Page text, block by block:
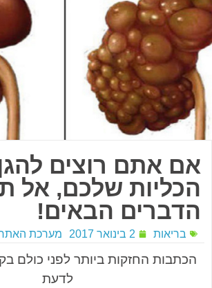
אם אתם רוצים
הכליות שלכם, אל
הדברים הבאים!
בריאות 2 בינואר 2017 מערכת
הכתבות החזקות ביותר לפני כולם
לדעת